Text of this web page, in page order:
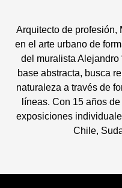
Arquitecto de profesión,
en el arte urbano de
del muralista Alejandro
base abstracta, busca
naturaleza a través de
líneas. Con 15 años
exposiciones
Chile,